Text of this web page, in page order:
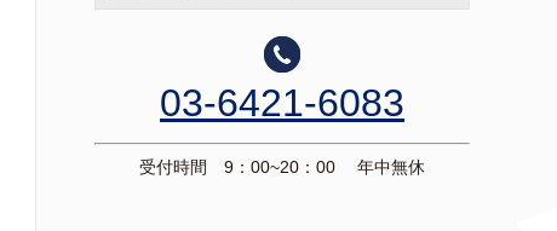
03-6421-6083
受付時間 9：00~20：00 年中無休